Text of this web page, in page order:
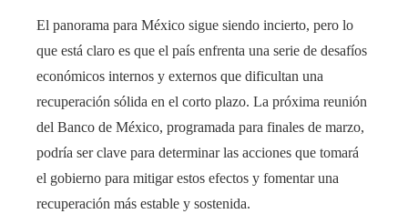
El panorama para México sigue siendo incierto, pero lo
que está claro es que el país enfrenta una serie de desafíos
económicos internos y externos que dificultan una
recuperación sólida en el corto plazo. La próxima reunión
del Banco de México, programada para finales de marzo,
podría ser clave para determinar las acciones que tomará
el gobierno para mitigar estos efectos y fomentar una
recuperación más estable y sostenida.